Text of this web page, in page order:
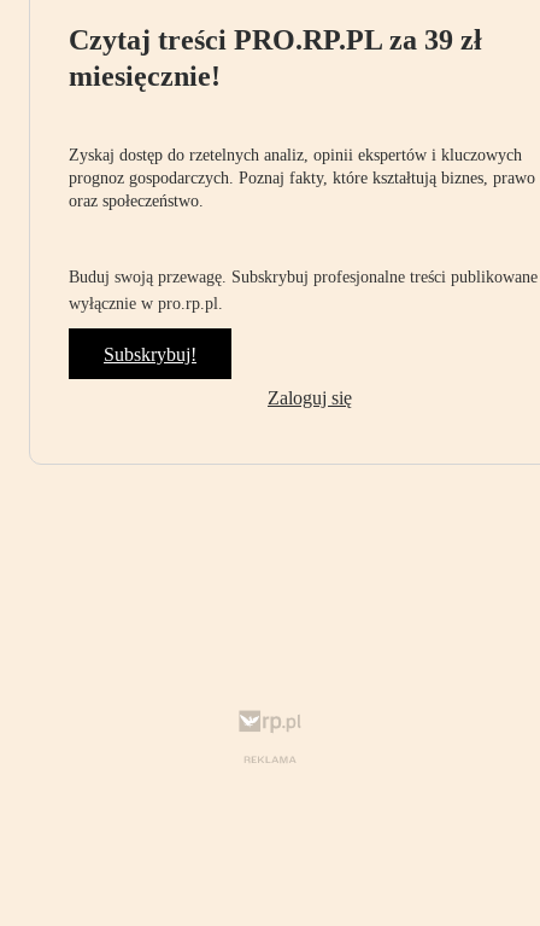
Czytaj treści PRO.RP.PL za 39 zł
miesięcznie!
Zyskaj dostęp do rzetelnych analiz, opinii ekspertów i kluczowych
prognoz gospodarczych. Poznaj fakty, które kształtują biznes, prawo
oraz społeczeństwo.
Buduj swoją przewagę. Subskrybuj profesjonalne treści publikowane
wyłącznie w pro.rp.pl.
Subskrybuj!
Zaloguj się